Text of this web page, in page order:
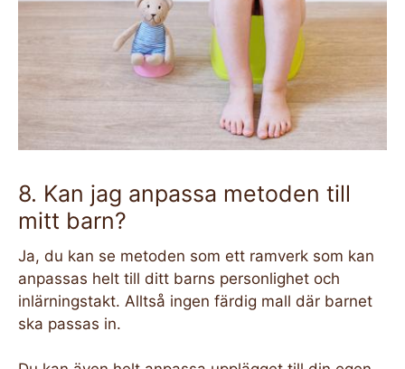
8. Kan jag anpassa metoden till
mitt barn?
Ja, du kan se metoden som ett ramverk som kan
anpassas helt till ditt barns personlighet och
inlärningstakt. Alltså ingen färdig mall där barnet
ska passas in.